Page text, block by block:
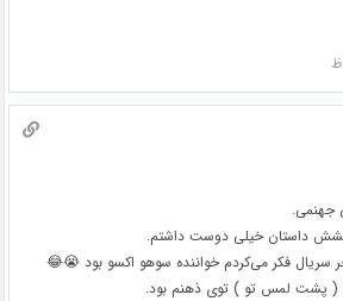
جهنمی.
داستان خیلی دوست داشتم.
سریال فکر می‌کردم خواننده سوهو اکسو بود 😭😂
( پشت لمس تو ) توی ذهنم بود.